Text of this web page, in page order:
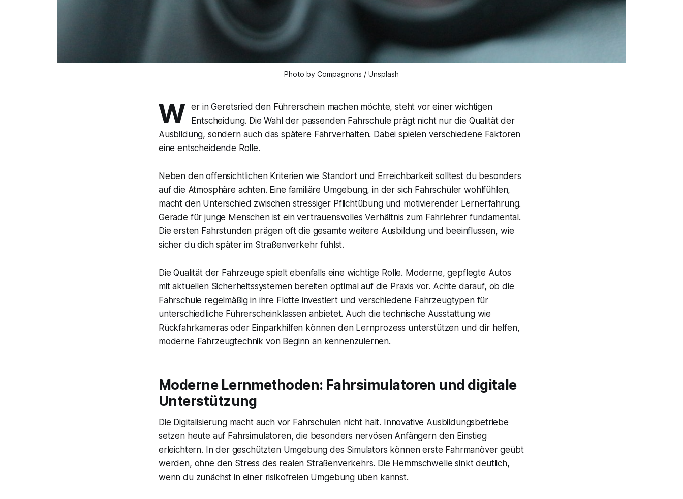
Photo by Compagnons / Unsplash
W er in Geretsried den Führerschein machen möchte, steht vor einer wichtigen
Entscheidung. Die Wahl der passenden Fahrschule prägt nicht nur die Qualität der
Ausbildung, sondern auch das spätere Fahrverhalten. Dabei spielen verschiedene Faktoren
eine entscheidende Rolle.
Neben den offensichtlichen Kriterien wie Standort und Erreichbarkeit solltest du besonders
auf die Atmosphäre achten. Eine familiäre Umgebung, in der sich Fahrschüler wohlfühlen,
macht den Unterschied zwischen stressiger Pflichtübung und motivierender Lernerfahrung.
Gerade für junge Menschen ist ein vertrauensvolles Verhältnis zum Fahrlehrer fundamental.
Die ersten Fahrstunden prägen oft die gesamte weitere Ausbildung und beeinflussen, wie
sicher du dich später im Straßenverkehr fühlst.
Die Qualität der Fahrzeuge spielt ebenfalls eine wichtige Rolle. Moderne, gepflegte Autos
mit aktuellen Sicherheitssystemen bereiten optimal auf die Praxis vor. Achte darauf, ob die
Fahrschule regelmäßig in ihre Flotte investiert und verschiedene Fahrzeugtypen für
unterschiedliche Führerscheinklassen anbietet. Auch die technische Ausstattung wie
Rückfahrkameras oder Einparkhilfen können den Lernprozess unterstützen und dir helfen,
moderne Fahrzeugtechnik von Beginn an kennenzulernen.
Moderne Lernmethoden: Fahrsimulatoren und digitale
Unterstützung
Die Digitalisierung macht auch vor Fahrschulen nicht halt. Innovative Ausbildungsbetriebe
setzen heute auf Fahrsimulatoren, die besonders nervösen Anfängern den Einstieg
erleichtern. In der geschützten Umgebung des Simulators können erste Fahrmanöver geübt
werden, ohne den Stress des realen Straßenverkehrs. Die Hemmschwelle sinkt deutlich,
wenn du zunächst in einer risikofreien Umgebung üben kannst.